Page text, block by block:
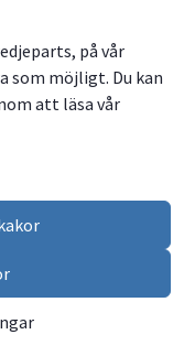
på vår
som möjligt. Du kan
att läsa vår